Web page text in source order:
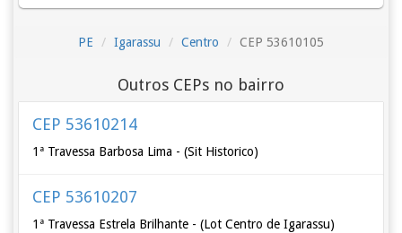
PE Igarassu Centro CEP 53610105
Outros CEPs no bairro
CEP 53610214
1ª Travessa Barbosa Lima - (Sit Historico)
CEP 53610207
1ª Travessa Estrela Brilhante - (Lot Centro de Igarassu)